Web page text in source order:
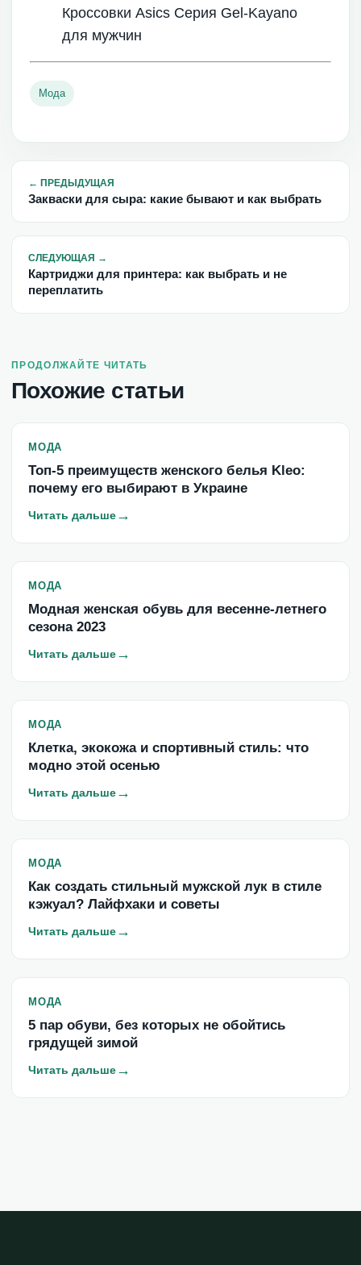
Кроссовки Asics Серия Gel-Kayano
для мужчин
Мода
← ПРЕДЫДУЩАЯ
Закваски для сыра: какие бывают и как выбрать
СЛЕДУЮЩАЯ →
Картриджи для принтера: как выбрать и не
переплатить
ПРОДОЛЖАЙТЕ ЧИТАТЬ
Похожие статьи
МОДА
Топ-5 преимуществ женского белья Kleo:
почему его выбирают в Украине
Читать дальше→
МОДА
Модная женская обувь для весенне-летнего
сезона 2023
Читать дальше→
МОДА
Клетка, экокожа и спортивный стиль: что
модно этой осенью
Читать дальше→
МОДА
Как создать стильный мужской лук в стиле
кэжуал? Лайфхаки и советы
Читать дальше→
МОДА
5 пар обуви, без которых не обойтись
грядущей зимой
Читать дальше→